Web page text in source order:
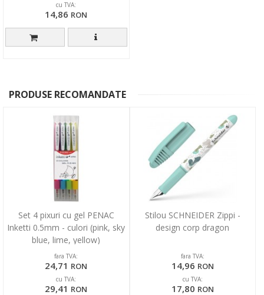
cu TVA:
14,86 RON
PRODUSE RECOMANDATE
Set 4 pixuri cu gel PENAC
Inketti 0.5mm - culori (pink, sky
blue, lime, yellow)
fara TVA:
24,71 RON
cu TVA:
29,41 RON
Stilou SCHNEIDER Zippi -
design corp dragon
fara TVA:
14,96 RON
cu TVA:
17,80 RON